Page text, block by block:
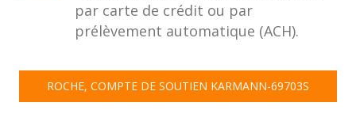
par carte de crédit ou par
prélèvement automatique (ACH).
ROCHE, COMPTE DE SOUTIEN KARMANN-69703S